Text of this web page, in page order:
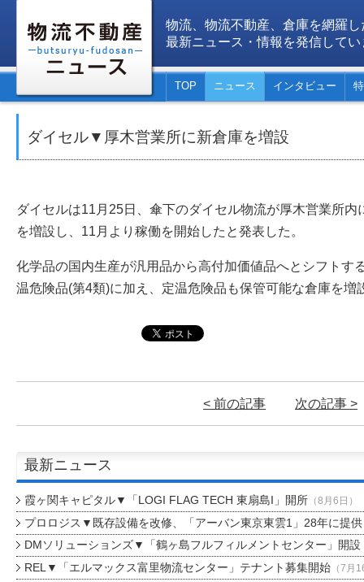
物流、物流不動産、倉庫を網羅し
最新ニュース・情報を発信してい
TOP ニュース インタビュー
ダイセル▼厚木営業所に新倉庫を増設
ダイセルは11月25日、傘下のダイセル物流が厚木営業所
を増設し、11月より稼働を開始したと発表した。
化学品の国内生産が汎用品から高付加価値品へとシフトす
温危険品(第4類)に加え、定温危険品も保管可能な倉庫を増
< 前の記事 次の記事 >
最新ニュース
霞ヶ関キャピタル▼「LOGI FLAG TECH 東扇島I」開所（8月6日）
プロロジス▼既存設備を改修、「アーバン東京東雲1」28年に提供
DMソリューションズ▼「鶴ヶ島フルフィルメントセンター」開設
REL▼「エルマックス富里物流センター」テナント募集開始（7月